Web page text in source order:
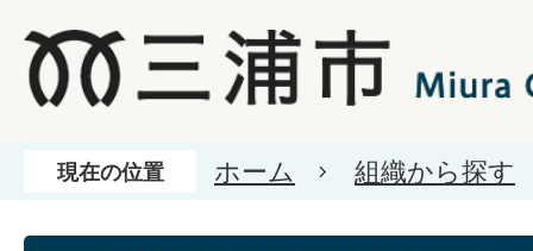
現在の位置 ホーム 組織から探す